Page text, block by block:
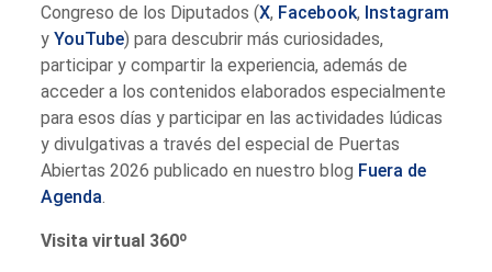
Congreso de los Diputados (X, Facebook, Instagram
yYouTube) para descubrir más curiosidades,
participar y compartir la experiencia, además de
acceder a los contenidos elaborados especialmente
para esos días y participar en las actividades lúdicas
y divulgativas a través del especial de Puertas
Abiertas 2026 publicado en nuestro blog Fuera de
Agenda
Visita virtual 360º